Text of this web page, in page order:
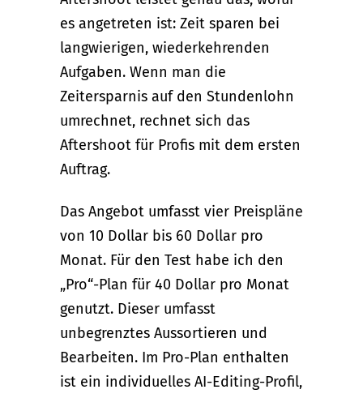
es angetreten ist: Zeit sparen bei
langwierigen, wiederkehrenden
Aufgaben. Wenn man die
Zeitersparnis auf den Stundenlohn
umrechnet, rechnet sich das
Aftershoot für Profis mit dem ersten
Auftrag.
Das Angebot umfasst vier Preispläne
von 10 Dollar bis 60 Dollar pro
Monat. Für den Test habe ich den
„Pro“-Plan für 40 Dollar pro Monat
genutzt. Dieser umfasst
unbegrenztes Aussortieren und
Bearbeiten. Im Pro-Plan enthalten
ist ein individuelles AI-Editing-Profil,